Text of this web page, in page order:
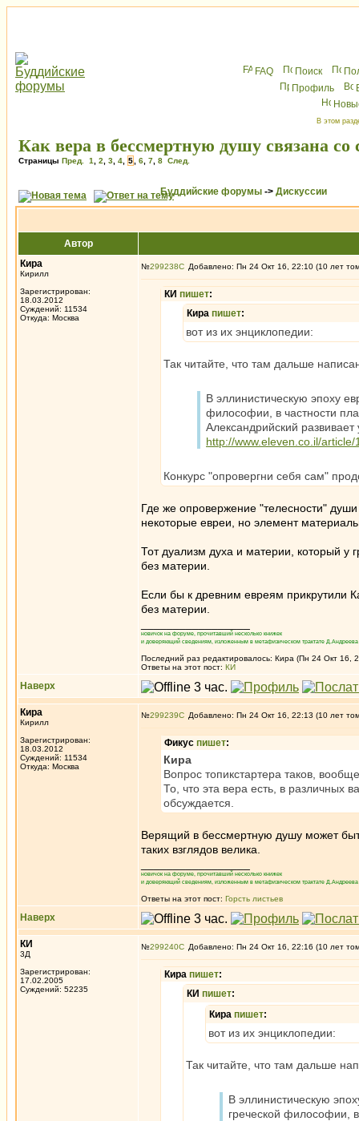
FAQ Поиск
Профиль
В этом
Как вера в бессмертную душу связана со
Страницы Пред. 1 2 3 4 5 6 7 8 След.
Буддийские форумы -> Дискуссии
Автор
Кира
Кирилл
Зарегистрирован:
18.03.2012
Суждений: 11534
Откуда: Москва
№299238 Добавлено: Пн 24 Окт 16, 22:10 (10 лет
КИ пишет:
Кира пишет:
вот из их энциклопедии:
Так читайте, что там дальше
В эллинистическую эпоху
философии, в частности
Александрийский
http://www.eleven.co.il/article/
Конкурс "опровергни себя сам"
Где же опровержение "телесности"
некоторые евреи, но элемент
Тот дуализм духа и материи, который у
без материи.
Если бы к древним евреям прикрутили
без материи.
новичок на форуме, прочитавший несколько книжек
и доверяющий сведениям, изложенным в метафизическом трактате
Последний раз редактировалось: Кира (Пн 24 Окт 16,
Ответы на этот пост: КИ
Наверх
Кира
Кирилл
Зарегистрирован:
18.03.2012
Суждений: 11534
Откуда: Москва
№299239 Добавлено: Пн 24 Окт 16, 22:13 (10 лет
Фикус пишет:
Кира
Вопрос топикстартера таков,
То, что эта вера есть, в различных
обсуждается.
Верящий в бессмертную душу может
таких взглядов велика.
новичок на форуме, прочитавший несколько книжек
и доверяющий сведениям, изложенным в метафизическом трактате
Ответы на этот пост: Горсть листьев
Наверх
КИ
3Д
Зарегистрирован:
17.02.2005
Суждений: 52235
№299240 Добавлено: Пн 24 Окт 16, 22:16 (10 лет
Кира пишет:
КИ пишет:
Кира пишет:
вот из их энциклопедии:
Так читайте, что там дальше
В эллинистическую
греческой философии,